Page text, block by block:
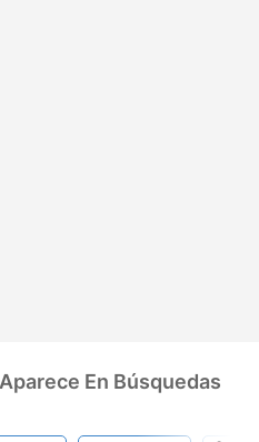
En Búsquedas